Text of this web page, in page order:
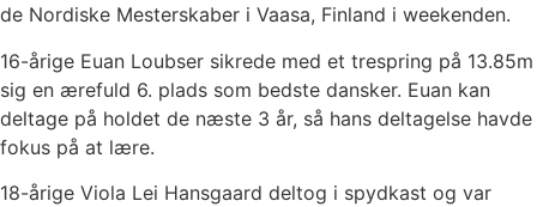
de Nordiske Mesterskaber i Vaasa, Finland i weekenden.
16-årige Euan Loubser sikrede med et trespring på 13.85m
sig en ærefuld 6. plads som bedste dansker. Euan kan
deltage på holdet de næste 3 år, så hans deltagelse havde
fokus på at lære.
18-årige Viola Lei Hansgaard deltog i spydkast og var